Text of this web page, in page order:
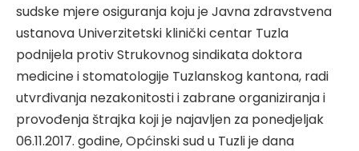
sudske mjere osiguranja koju je Javna zdravstvena
ustanova Univerzitetski klinički centar Tuzla
podnijela protiv Strukovnog sindikata doktora
medicine i stomatologije Tuzlanskog kantona, radi
utvrđivanja nezakonitosti i zabrane organiziranja i
provođenja štrajka koji je najavljen za ponedjeljak
06.11.2017. godine, Općinski sud u Tuzli je dana